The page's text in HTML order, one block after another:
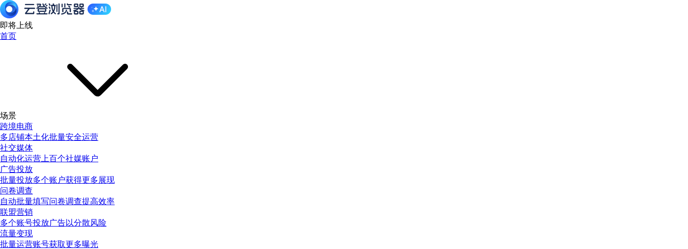
即将上线
首页
场景
跨境电商
多店铺本土化批量安全运营
社交媒体
自动化运营上百个社媒账户
广告投放
批量投放多个账户获得更多展现
问卷调查
自动批量填写问卷调查提高效率
联盟营销
多个账号投放广告以分散风险
流量变现
批量运营账号获取更多曝光